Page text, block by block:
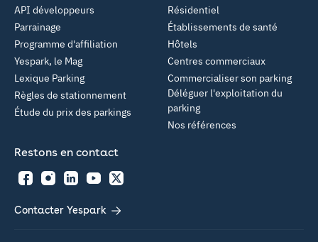
Résidentiel
Établissements de santé
Hôtels
Centres commerciaux
Commercialiser son parking
Déléguer l'exploitation du
parking
Nos références
API développeurs
Parrainage
Programme d'affiliation
Yespark, le Mag
Lexique Parking
Règles de stationnement
Étude du prix des parkings
Restons en contact
FacebookInstagramLinkedInYouTubeTwitter
Contacter Yespark